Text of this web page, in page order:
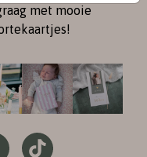
met mooie